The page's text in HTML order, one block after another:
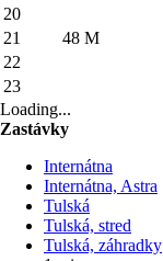
20
21
48 M
22
23
Loading...
Zastávky
Internátna
Internátna, Astra
Tulská
Tulská, stred
Tulská, záhradky